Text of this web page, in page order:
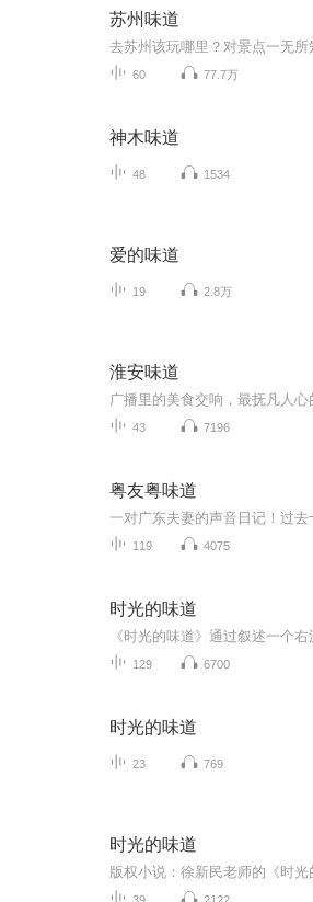
苏州味道
60 77.7万
神木味道
48 1534
爱的味道
19 2.8万
淮安味道
43 7196
粤友粤味道
119 4075
时光的味道
129 6700
时光的味道
23 769
时光的味道